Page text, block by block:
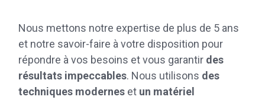
Nous mettons notre expertise de plus de 5 ans
et notre savoir-faire à votre disposition pour
répondre à vos besoins et vous garantir des
résultats impeccables. Nous utilisons des
techniques modernes et un matériel